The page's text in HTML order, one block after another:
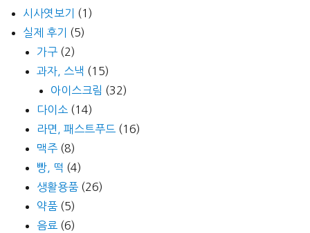
시사엿보기
(1)
실제 후기
(5)
가구 (2)
과자, 스낵 (15)
아이스크림 (32)
다이소 (14)
라면, 패스트푸드 (16)
맥주 (8)
빵, 떡 (4)
생활용품 (26)
약품 (5)
음료 (6)